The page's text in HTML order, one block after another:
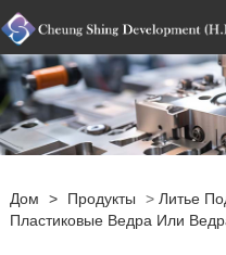
Дом > Продукты > Литье
Пластиковые Ведра Или